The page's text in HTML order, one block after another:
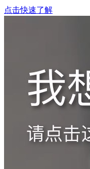
点击快速了解